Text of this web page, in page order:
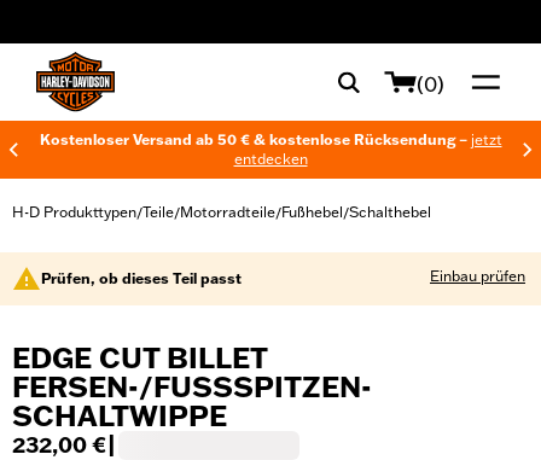
(0)
Kostenloser Versand ab 50 € & kostenlose Rücksendung – jetzt
entdecken
H-D Produkttypen/Teile/Motorradteile/Fußhebel/Schalthebel
Prüfen, ob dieses Teil passt Einbau prüfen
EDGE CUT BILLET
FERSEN-/FUSSSPITZEN-S
CHALTWIPPE
232,00 €